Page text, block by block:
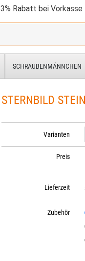
3% Rabatt bei Vorkasse
SCHRAUBENMÄNNCHEN
STERNBILD
Varianten
Preis
Lieferzeit
Zubehör